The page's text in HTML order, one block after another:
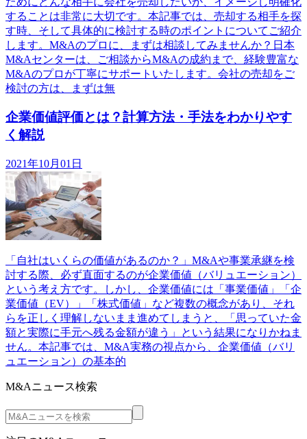
することは非常に大切です。本記事では、売却する相手を探
す時、そして具体的に検討する時のポイントについてご紹介
します。M&Aのプロに、まずは相談してみませんか？日本
M&Aセンターは、ご相談からM&Aの成約まで、経験豊富な
M&Aのプロが丁寧にサポートいたします。会社の売却をご
検討の方は、まずは無
企業価値評価とは？計算方法・手法をわかりやす
く解説
2021年10月01日
「自社はいくらの価値があるのか？」M&Aや事業承継を検
討する際、必ず直面するのが企業価値（バリュエーション）
という考え方です。しかし、企業価値には「事業価値」「企
業価値（EV）」「株式価値」など複数の概念があり、それ
らを正しく理解しないまま進めてしまうと、「思っていた金
額と実際に手元へ残る金額が違う」という結果になりかねま
せん。本記事では、M&A実務の視点から、企業価値（バリ
ュエーション）の基本的
M&Aニュース検索